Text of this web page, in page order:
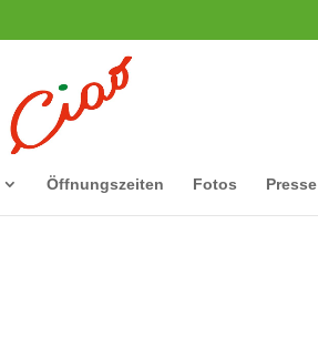
Öffnungszeiten Fotos Presse